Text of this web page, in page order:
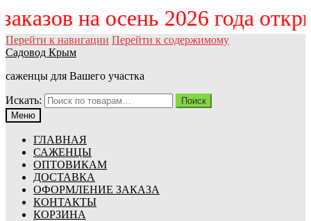
заказов на осень 2026 года
Перейти к навигации Перейти к содержимому
Садовод Крым
саженцы для Вашего участка
Искать:
Поиск
Меню
ГЛАВНАЯ
САЖЕНЦЫ
ОПТОВИКАМ
ДОСТАВКА
ОФОРМЛЕНИЕ ЗАКАЗА
КОНТАКТЫ
КОРЗИНА